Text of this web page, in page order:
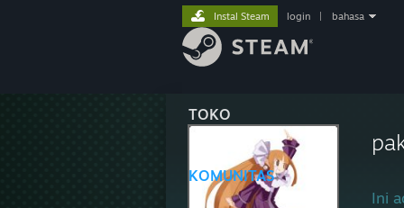
TOKO
KOMUNITAS
Instal Steam login bahasa
Ini